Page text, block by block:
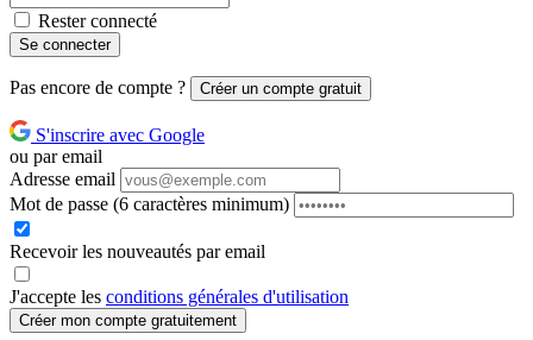
Rester connecté
Se connecter
Pas encore de compte ? Créer un compte gratuit
S'inscrire avec Google
ou par email
Adresse email
Mot de passe (6 caractères minimum)
Recevoir les nouveautés par email
J'accepte les conditions générales d'utilisation
Créer mon compte gratuitement